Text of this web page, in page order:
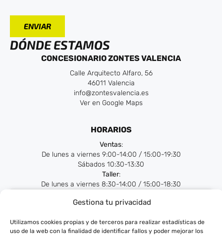
Gestiona tu privacidad
Utilizamos cookies propias y de terceros para realizar estadísticas de
uso de la web con la finalidad de identificar fallos y poder mejorar los
DÓNDE ESTAMOS
CONCESIONARIO ZONTES VALENCIA
Calle Arquitecto Alfaro, 56
46011 Valencia
info@zontesvalencia.es
Ver en Google Maps
HORARIOS
Ventas:
De lunes a viernes 9:00-14:00 / 15:00-19:30
Sábados 10:30-13:30
Taller:
De lunes a viernes 8:30-14:00 / 15:00-18:30